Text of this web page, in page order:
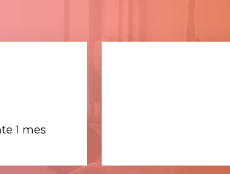
1 mes